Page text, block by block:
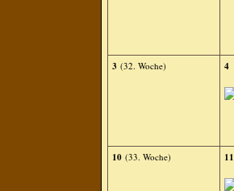
3 (32. Woche) 4
10 (33. Woche) 11